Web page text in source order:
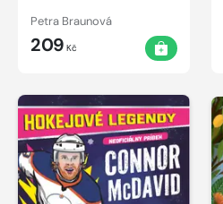
Petra Braunová
209 Kč